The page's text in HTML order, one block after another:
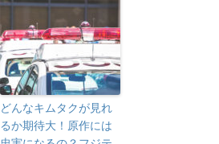
どんなキムタクが見れ
るか期待大！原作には